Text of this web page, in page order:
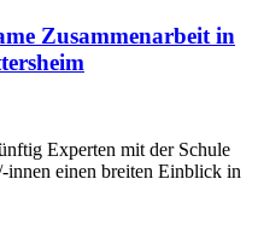
Zusammenarbeit in
Experten mit der Schule
innen einen breiten Einblick in